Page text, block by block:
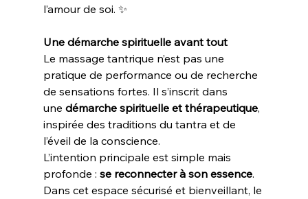
l’amour de soi. ✨
Une démarche spirituelle avant tout
Le massage tantrique n’est pas une
pratique de performance ou de recherche
de sensations fortes. Il s’inscrit dans
une démarche spirituelle et thérapeutique,
inspirée des traditions du tantra et de
l’éveil de la conscience.
L’intention principale est simple mais
profonde : se reconnecter à son essence.
Dans cet espace sécurisé et bienveillant, le